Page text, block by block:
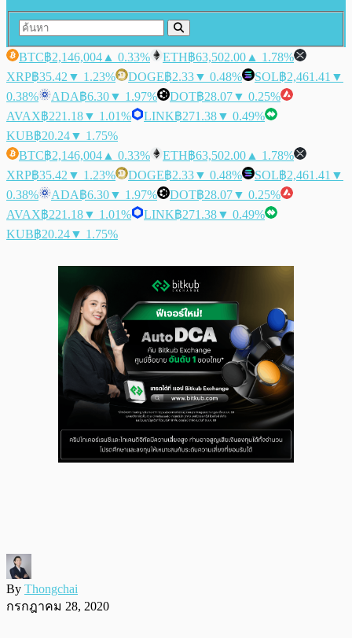
BTC฿2,146,004 ▲ 0.33% ETH฿63,502.00 ▲ 1.78%
XRP฿35.42 ▼ 1.23% DOGE฿2.33▼ 0.48% SOL฿2,461.41 ▼
0.38%
ADA฿6.30▼ 1.97% DOT฿28.07▼ 0.25%
AVAX฿221.18▼ 1.01% LINK฿271.38▼ 0.49%
KUB฿20.24▼ 1.75%
BTC฿2,146,004 ▲ 0.33% ETH฿63,502.00 ▲ 1.78%
XRP฿35.42 ▼ 1.23% DOGE฿2.33▼ 0.48% SOL฿2,461.41 ▼
0.38%
ADA฿6.30▼ 1.97% DOT฿28.07▼ 0.25%
AVAX฿221.18▼ 1.01% LINK฿271.38▼ 0.49%
KUB฿20.24▼ 1.75%
By Thongchai
กรกฎาคม 28, 2020